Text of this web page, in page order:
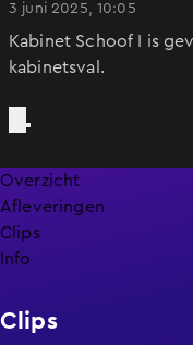
3 juni 2025, 10:05
Kabinet Schoof I is
kabinetsval.
Overzicht
Afleveringen
Clips
Info
Clips